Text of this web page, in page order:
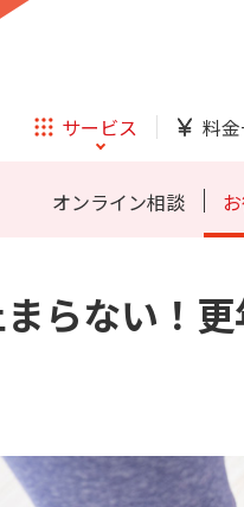
サービス 料
ネット
ローン
新規ご加入の方
お問
リティ 中期経
ネット
オンライン相談
らない！